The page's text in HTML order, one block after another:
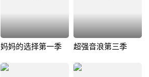
妈妈的选择第一季 超强音浪第三季